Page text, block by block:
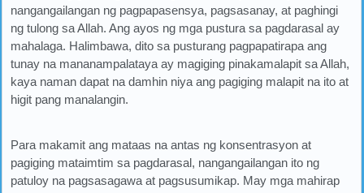
nangangailangan ng pagpapasensya, pagsasanay, at paghingi
ng tulong sa Allah. Ang ayos ng mga pustura sa pagdarasal ay
mahalaga. Halimbawa, dito sa pusturang pagpapatirapa ang
tunay na mananampalataya ay magiging pinakamalapit sa Allah,
kaya naman dapat na damhin niya ang pagiging malapit na ito at
higit pang manalangin.
Para makamit ang mataas na antas ng konsentrasyon at
pagiging mataimtim sa pagdarasal, nangangailangan ito ng
patuloy na pagsasagawa at pagsusumikap. May mga mahirap